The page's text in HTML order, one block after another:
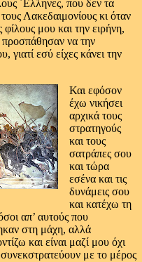
΄Ελληνες, που δεν τα
Λακεδαιμονίους κι όταν
μου και την ειρήνη,
προσπάθησαν να την
γιατί εσύ είχες κάνει την
Και εφόσον
έχω νικήσει
αρχικά τους
στρατηγούς
και τους
σατράπες σου
και τώρα
εσένα και τις
δυνάμεις σου
και κατέχω τη
απ’ αυτούς που
στη μάχη, αλλά
και είναι μαζί μου όχι
με το μέρος